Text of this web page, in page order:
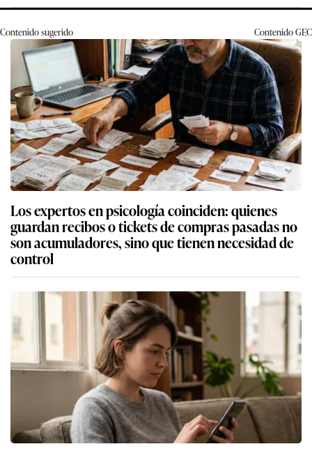
Contenido sugerido ContenidoGEC
Los expertos en psicología coinciden: quienes
guardan recibos o tickets de compras pasadas no
son acumuladores, sino que tienen necesidad de
control